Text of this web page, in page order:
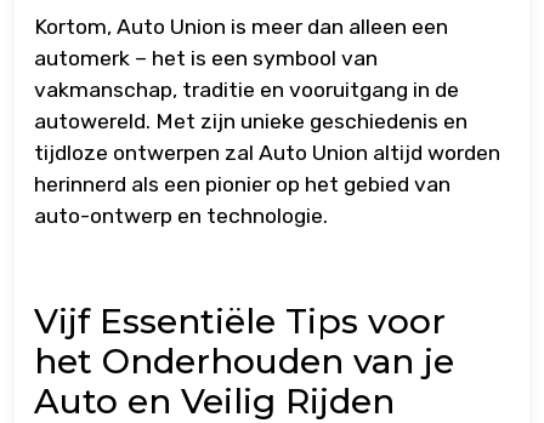
Kortom, Auto Union is meer dan alleen een
automerk – het is een symbool van
vakmanschap, traditie en vooruitgang in de
autowereld. Met zijn unieke geschiedenis en
tijdloze ontwerpen zal Auto Union altijd worden
herinnerd als een pionier op het gebied van
auto-ontwerp en technologie.
Vijf Essentiële Tips voor
het Onderhouden van je
Auto en Veilig Rijden